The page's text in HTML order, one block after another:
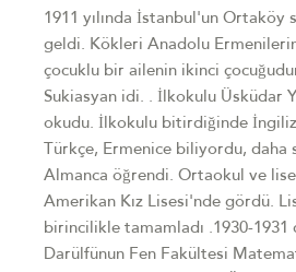
1911 yılında İstanbul'un Ortaköy
geldi. Kökleri Anadolu
çocuklu bir ailenin ikinci
Sukiasyan idi. . İlkokulu Üsküdar
okudu. İlkokulu bitirdiğinde
Türkçe, Ermenice biliyordu, daha
Almanca öğrendi. Ortaokul ve
Amerikan Kız Lisesi'nde gördü.
birincilikle tamamladı .1930-1931
Darülfünun Fen Fakültesi